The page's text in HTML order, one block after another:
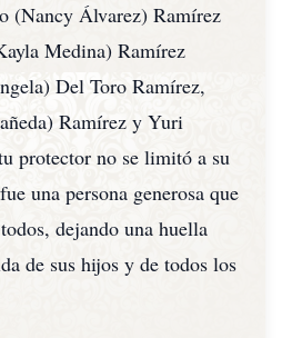
(Nancy Álvarez) Ramírez
Medina) Ramírez
Del Toro Ramírez,
Ramírez y Yuri
protector no se limitó a su
una persona generosa que
dejando una huella
de sus hijos y de todos los